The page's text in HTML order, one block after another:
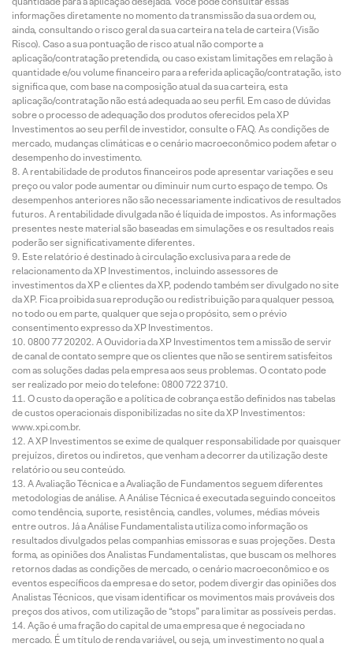
informações diretamente no momento da transmissão da sua ordem ou,
ainda, consultando o risco geral da sua carteira na tela de carteira (Visão
Risco). Caso a sua pontuação de risco atual não comporte a
aplicação/contratação pretendida, ou caso existam limitações em relação à
quantidade e/ou volume financeiro para a referida aplicação/contratação, isto
significa que, com base na composição atual da sua carteira, esta
aplicação/contratação não está adequada ao seu perfil. Em caso de dúvidas
sobre o processo de adequação dos produtos oferecidos pela XP
Investimentos ao seu perfil de investidor, consulte o FAQ. As condições de
mercado, mudanças climáticas e o cenário macroeconômico podem afetar o
desempenho do investimento.
A rentabilidade de produtos financeiros pode apresentar variações e seu
preço ou valor pode aumentar ou diminuir num curto espaço de tempo. Os
desempenhos anteriores não são necessariamente indicativos de resultados
futuros. A rentabilidade divulgada não é líquida de impostos. As informações
presentes neste material são baseadas em simulações e os resultados reais
poderão ser significativamente diferentes.
Este relatório é destinado à circulação exclusiva para a rede de
relacionamento da XP Investimentos, incluindo assessores de
investimentos da XP e clientes da XP, podendo também ser divulgado no site
da XP. Fica proibida sua reprodução ou redistribuição para qualquer pessoa,
no todo ou em parte, qualquer que seja o propósito, sem o prévio
consentimento expresso da XP Investimentos.
0800 77 20202. A Ouvidoria da XP Investimentos tem a missão de servir
de canal de contato sempre que os clientes que não se sentirem satisfeitos
com as soluções dadas pela empresa aos seus problemas. O contato pode
ser realizado por meio do telefone: 0800 722 3710.
O custo da operação e a política de cobrança estão definidos nas tabelas
de custos operacionais disponibilizadas no site da XP Investimentos:
www.xpi.com.br.
A XP Investimentos se exime de qualquer responsabilidade por quaisquer
prejuízos, diretos ou indiretos, que venham a decorrer da utilização deste
relatório ou seu conteúdo.
A Avaliação Técnica e a Avaliação de Fundamentos seguem diferentes
metodologias de análise. A Análise Técnica é executada seguindo conceitos
como tendência, suporte, resistência, candles, volumes, médias móveis
entre outros. Já a Análise Fundamentalista utiliza como informação os
resultados divulgados pelas companhias emissoras e suas projeções. Desta
forma, as opiniões dos Analistas Fundamentalistas, que buscam os melhores
retornos dadas as condições de mercado, o cenário macroeconômico e os
eventos específicos da empresa e do setor, podem divergir das opiniões dos
Analistas Técnicos, que visam identificar os movimentos mais prováveis dos
preços dos ativos, com utilização de “stops” para limitar as possíveis perdas.
Ação é uma fração do capital de uma empresa que é negociada no
mercado. É um título de renda variável, ou seja, um investimento no qual a